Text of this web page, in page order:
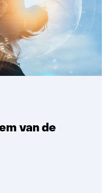
van de